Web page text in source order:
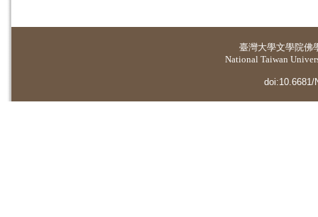
臺灣大學文學院佛
National Taiwan
doi:10.6681/